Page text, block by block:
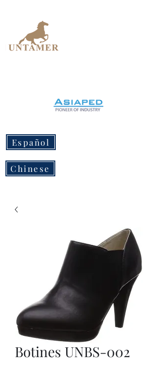
Español
Chinese
Botines UNBS-002